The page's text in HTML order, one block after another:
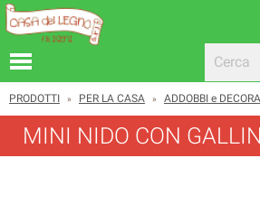
PRODOTTI » PER LA CASA » ADDOBBI e
MINI NIDO CON